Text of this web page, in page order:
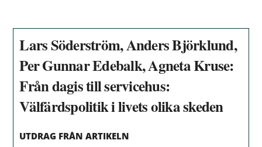
Lars Söderström, Anders Björklund,
Per Gunnar Edebalk, Agneta Kruse:
Från dagis till servicehus:
Välfärdspolitik i livets olika skeden
UTDRAG FRÅN ARTIKELN